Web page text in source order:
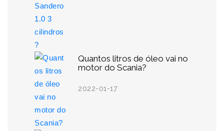
Quantos litros de óleo vai no
motor do Scania?
2022-01-17